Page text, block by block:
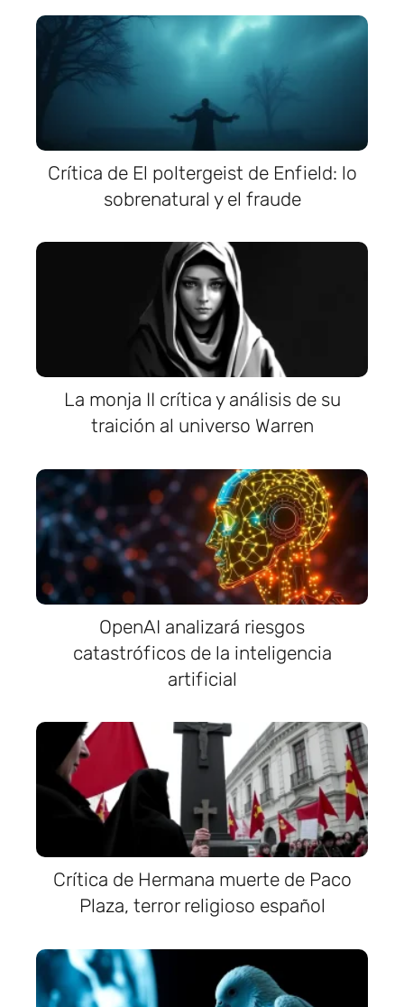
Crítica de El poltergeist de Enfield: lo
sobrenatural y el fraude
La monja II crítica y análisis de su
traición al universo Warren
OpenAI analizará riesgos
catastróficos de la inteligencia
artificial
Crítica de Hermana muerte de Paco
Plaza, terror religioso español